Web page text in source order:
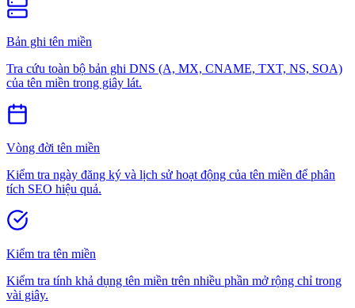
Bản ghi tên miền
Tra cứu toàn bộ bản ghi DNS (A, MX, CNAME, TXT, NS, SOA)
của tên miền trong giây lát.
Vòng đời tên miền
Kiểm tra ngày đăng ký và lịch sử hoạt động của tên miền để phân
tích SEO hiệu quả.
Kiểm tra tên miền
Kiểm tra tính khả dụng tên miền trên nhiều phần mở rộng chỉ trong
vài giây.